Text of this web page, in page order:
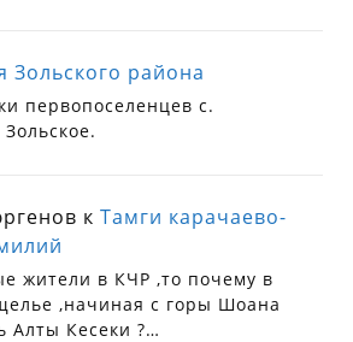
Зольского района
первопоселенцев с.
кТамги карачаево-
жители в КЧР ,то почему в
,начиная с горы Шоана
Алты Кесеки ?…